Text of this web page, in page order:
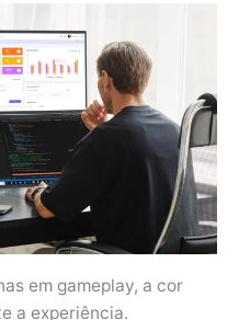
em gameplay, a cor
a experiência.